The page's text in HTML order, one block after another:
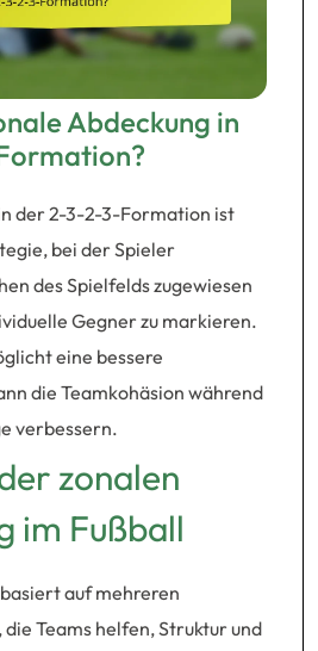
Abdeckung in
der 2-3-2-3-Formation ist
bei der Spieler
des Spielfelds zugewiesen
Gegner zu markieren.
eine bessere
die Teamkohäsion während
verbessern.
zonalen
im Fußball
auf mehreren
Teams helfen, Struktur und